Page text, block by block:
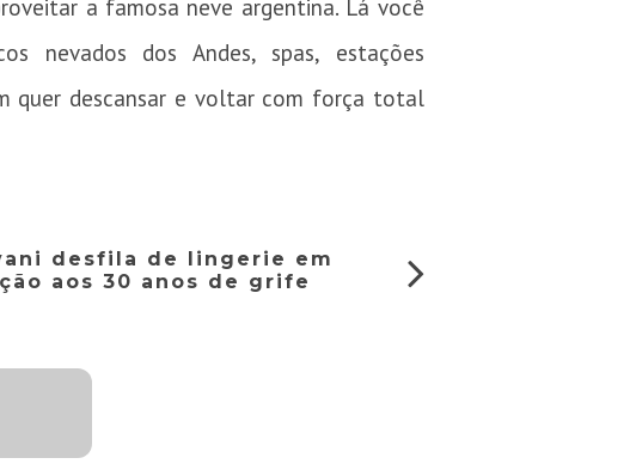
a famosa neve argentina. Lá você
nevados dos Andes, spas, estações
quer descansar e voltar com força total
desfila de lingerie em
aos 30 anos de grife